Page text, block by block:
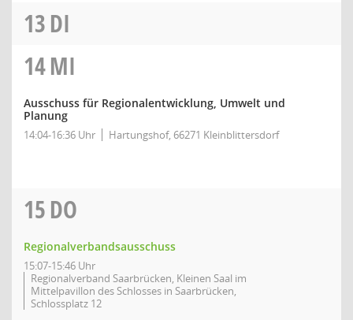
13DI
14MI
Ausschuss für Regionalentwicklung, Umwelt und
Planung
14:04-16:36 Uhr Hartungshof, 66271 Kleinblittersdorf
15DO
Regionalverbandsausschuss
15:07-15:46 Uhr
Regionalverband Saarbrücken, Kleinen Saal im
Mittelpavillon des Schlosses in Saarbrücken,
Schlossplatz 12